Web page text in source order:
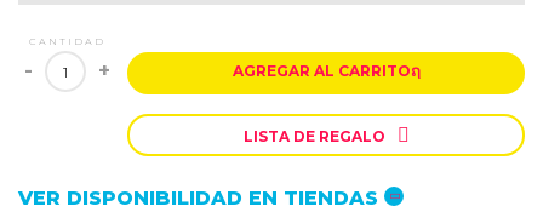
CANTIDAD
- + AGREGAR AL CARRITOຐ
LISTA DE REGALO 
VER DISPONIBILIDAD EN TIENDAS